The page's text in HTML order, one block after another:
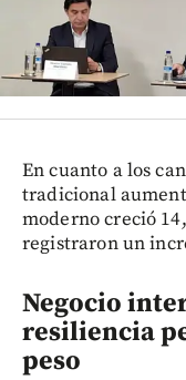
En cuanto a los
tradicional
moderno creció
registraron un
Negocio
resiliencia
peso